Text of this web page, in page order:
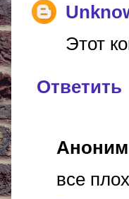
Этот
Ответить
все